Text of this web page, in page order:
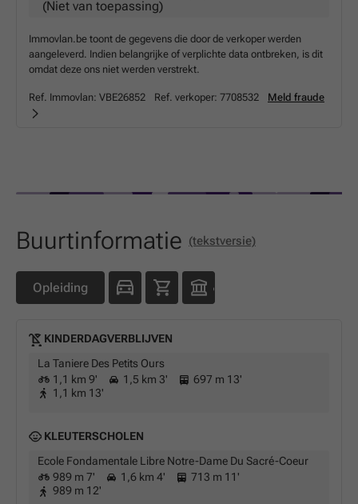
(Niet van toepassing)
Immovlan.be toont de gegevens die door de verkoper werden
aangeleverd. Indien belangrijke of verplichte data ontbreken, is dit
omdat deze ons niet werden verstrekt.
Ref. Immovlan: VBE26852 Ref. verkoper: 7708532 Meld fraude
Buurtinformatie (tekstversie)
Opleiding
KINDERDAGVERBLIJVEN
La Taniere Des Petits Ours
1,1 km 9'
1,5 km 3'
697 m 13'
1,1 km 13'
KLEUTERSCHOLEN
Ecole Fondamentale Libre Notre-Dame Du Sacré-Coeur
989 m 7'
1,6 km 4'
713 m 11'
989 m 12'